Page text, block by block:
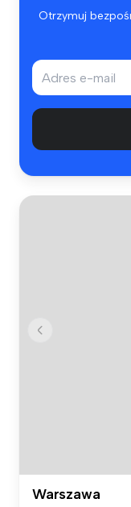
Otrzymuj
Warszawa